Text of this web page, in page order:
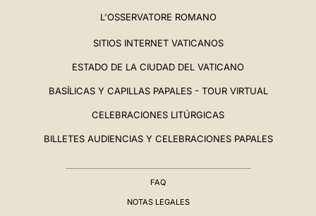
L'OSSERVATORE ROMANO
SITIOS INTERNET VATICANOS
ESTADO DE LA CIUDAD DEL VATICANO
BASÍLICAS Y CAPILLAS PAPALES - TOUR VIRTUAL
CELEBRACIONES LITÚRGICAS
BILLETES AUDIENCIAS Y CELEBRACIONES PAPALES
FAQ
NOTAS LEGALES